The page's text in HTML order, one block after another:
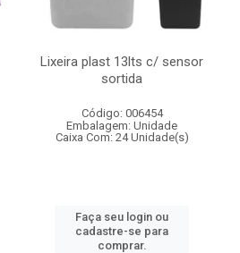
Lixeira plast 13lts c/ sensor
sortida
Código: 006454
Embalagem: Unidade
Caixa Com: 24 Unidade(s)
Faça seu login ou
cadastre-se para
comprar.